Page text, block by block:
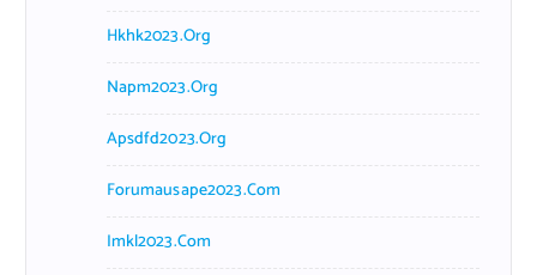
Hkhk2023.org
Napm2023.org
Apsdfd2023.org
Forumausape2023.com
Imkl2023.com